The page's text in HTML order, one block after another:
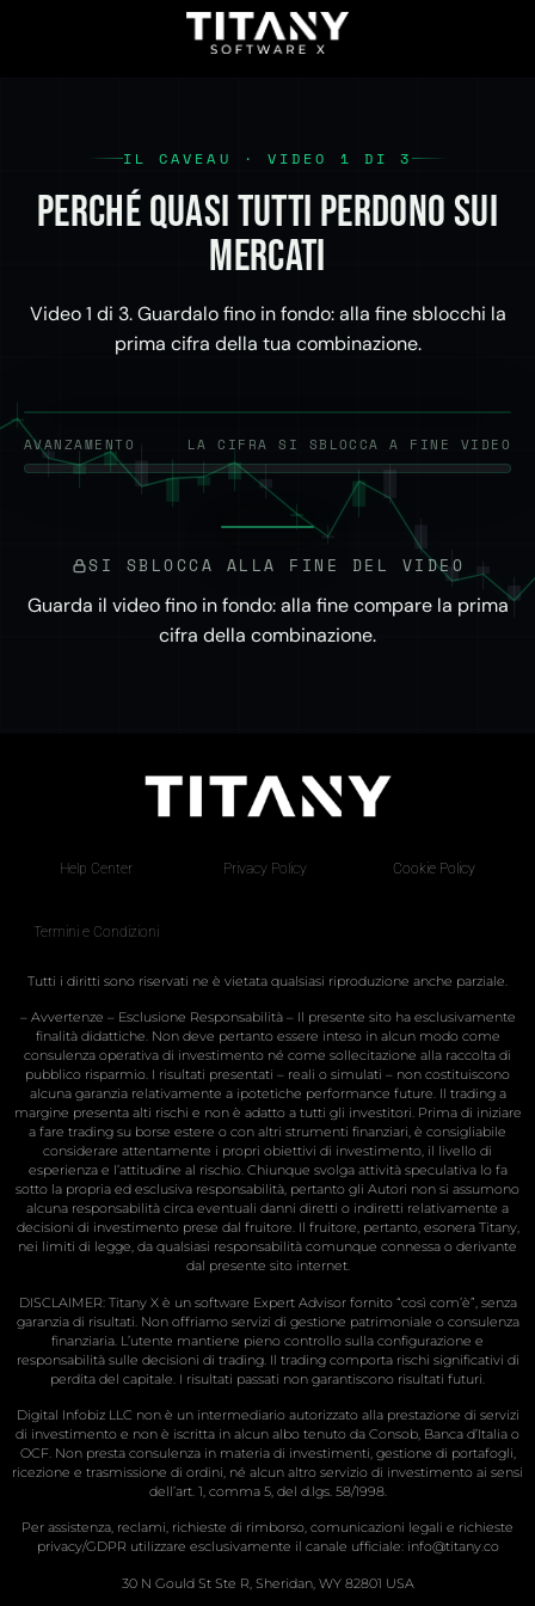
IL CAVEAU · VIDEO 1 DI 3
Perché quasi tutti perdono sui
mercati
Video 1 di 3. Guardalo fino in fondo: alla fine sblocchi la
prima cifra della tua combinazione.
AVANZAMENTO LA CIFRA SI SBLOCCA A FINE VIDEO
?
SI SBLOCCA ALLA FINE DEL VIDEO
Guarda il video fino in fondo: alla fine compare la prima
cifra della combinazione.
Help Center Privacy Policy Cookie Policy
Termini e Condizioni
Tutti i diritti sono riservati ne è vietata qualsiasi riproduzione anche parziale.
– Avvertenze – Esclusione Responsabilità – Il presente sito ha esclusivamente
finalità didattiche. Non deve pertanto essere inteso in alcun modo come
consulenza operativa di investimento né come sollecitazione alla raccolta di
pubblico risparmio. I risultati presentati – reali o simulati – non costituiscono
alcuna garanzia relativamente a ipotetiche performance future. Il trading a
margine presenta alti rischi e non è adatto a tutti gli investitori. Prima di iniziare
a fare trading su borse estere o con altri strumenti finanziari, è consigliabile
considerare attentamente i propri obiettivi di investimento, il livello di
esperienza e l’attitudine al rischio. Chiunque svolga attività speculativa lo fa
sotto la propria ed esclusiva responsabilità, pertanto gli Autori non si assumono
alcuna responsabilità circa eventuali danni diretti o indiretti relativamente a
decisioni di investimento prese dal fruitore. Il fruitore, pertanto, esonera Titany,
nei limiti di legge, da qualsiasi responsabilità comunque connessa o derivante
dal presente sito internet.
DISCLAIMER: Titany X è un software Expert Advisor fornito “così com’è”, senza
garanzia di risultati. Non offriamo servizi di gestione patrimoniale o consulenza
finanziaria. L’utente mantiene pieno controllo sulla configurazione e
responsabilità sulle decisioni di trading. Il trading comporta rischi significativi di
perdita del capitale. I risultati passati non garantiscono risultati futuri.
Digital Infobiz LLC non è un intermediario autorizzato alla prestazione di servizi
di investimento e non è iscritta in alcun albo tenuto da Consob, Banca d’Italia o
OCF. Non presta consulenza in materia di investimenti, gestione di portafogli,
ricezione e trasmissione di ordini, né alcun altro servizio di investimento ai sensi
dell’art. 1, comma 5, del d.lgs. 58/1998.
Per assistenza, reclami, richieste di rimborso, comunicazioni legali e richieste
privacy/GDPR utilizzare esclusivamente il canale ufficiale: info@titany.co
30 N Gould St Ste R, Sheridan, WY 82801 USA